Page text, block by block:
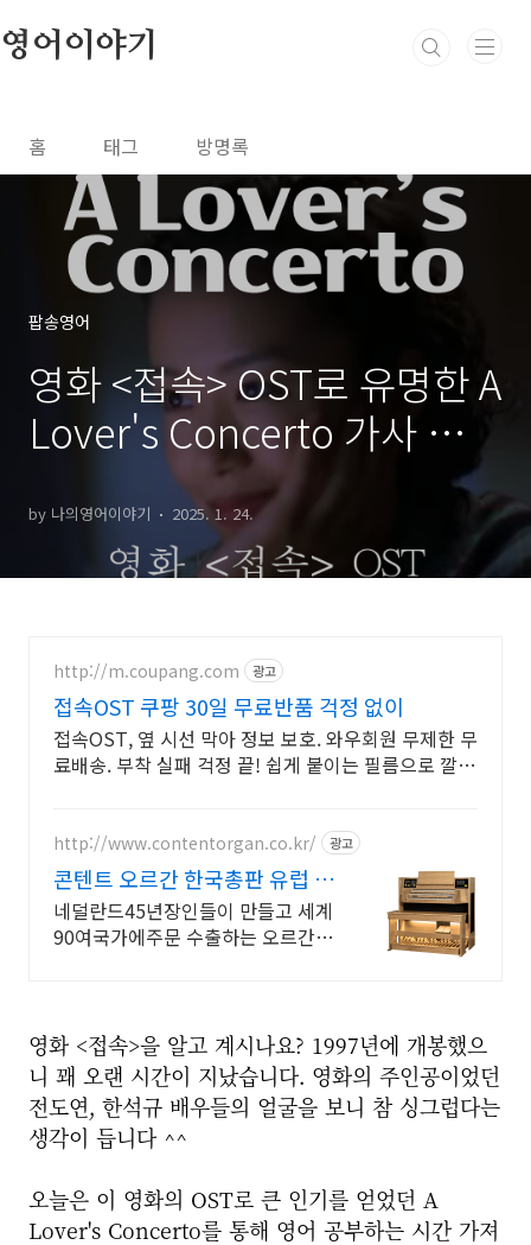
영어이야기
홈 태그 방명록
팝송영어
영화 <접속> OST로 유명한 A
Lover's Concerto 가사 해석
영어 발음 총정리
by 나의영어이야기 2025. 1. 24.
http://m.coupang.com 광고
접속OST 쿠팡 30일 무료반품 걱정 없이
접속OST, 옆 시선 막아 정보 보호. 와우회원 무제한 무
료배송. 부착 실패 걱정 끝! 쉽게 붙이는 필름으로 깔끔
http://www.contentorgan.co.kr/ 광고
콘텐트 오르간 한국총판 유럽 정
통 프리미엄 오르간
네덜란드45년장인들이 만들고 세계
90여국가에주문 수출하는 오르간
영화 <접속>을 알고 계시나요? 1997년에 개봉했으
니 꽤 오랜 시간이 지났습니다. 영화의 주인공이었던
전도연, 한석규 배우들의 얼굴을 보니 참 싱그럽다는
생각이 듭니다 ^^
오늘은 이 영화의 OST로 큰 인기를 얻었던 A
Lover's Concerto를 통해 영어 공부하는 시간 가져